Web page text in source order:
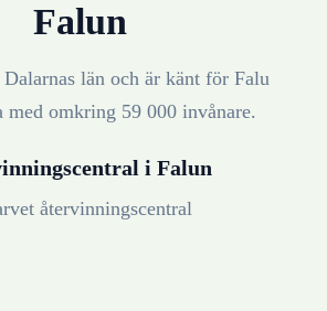
Falun
län och är känt för Falu
med omkring 59 000 invånare.
i Falun
återvinningscentral